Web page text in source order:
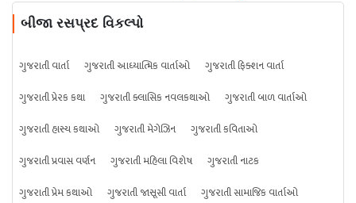
બીજા રસપ્રદ વિકલ્પો
ગુજરાતી વાર્તા ગુજરાતી આધ્યાત્મિક વાર્તાઓ
ગુજરાતી ફિક્શન વાર્તા
ગુજરાતી પ્રેરક કથા
ગુજરાતી ક્લાસિક નવલકથાઓ
ગુજરાતી બાળ વાર્તાઓ
ગુજરાતી હાસ્ય કથાઓ
ગુજરાતી મેગેઝિન
ગુજરાતી કવિતાઓ
ગુજરાતી પ્રવાસ વર્ણન
ગુજરાતી મહિલા વિશેષ
ગુજરાતી નાટક
ગુજરાતી પ્રેમ કથાઓ
ગુજરાતી જાસૂસી વાર્તા
ગુજરાતી સામાજિક વાર્તાઓ